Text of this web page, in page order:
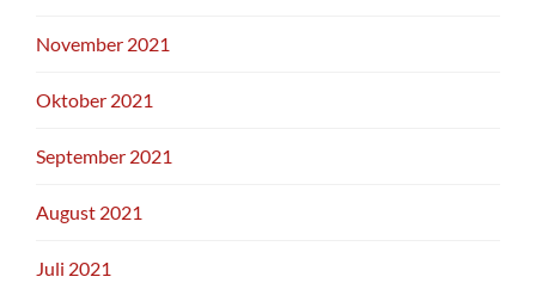
November 2021
Oktober 2021
September 2021
August 2021
Juli 2021